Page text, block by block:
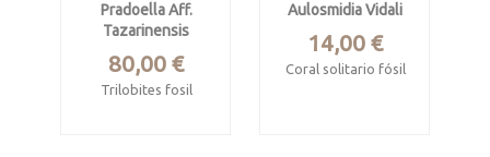
Pradoella Aff.
Tazarinensis
Precio
80,00 €
Trilobites fosil
Aulosmidia Vidali
Precio
14,00 €
Coral solitario fósil